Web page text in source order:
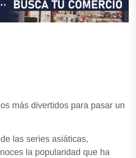
más divertidos para pasar un
las series asiáticas,
la popularidad que ha